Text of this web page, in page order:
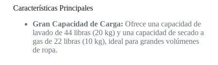
Características Principales
Gran Capacidad de Carga: Ofrece una capacidad de
lavado de 44 libras (20 kg) y una capacidad de secado a
gas de 22 libras (10 kg), ideal para grandes volúmenes
de ropa.